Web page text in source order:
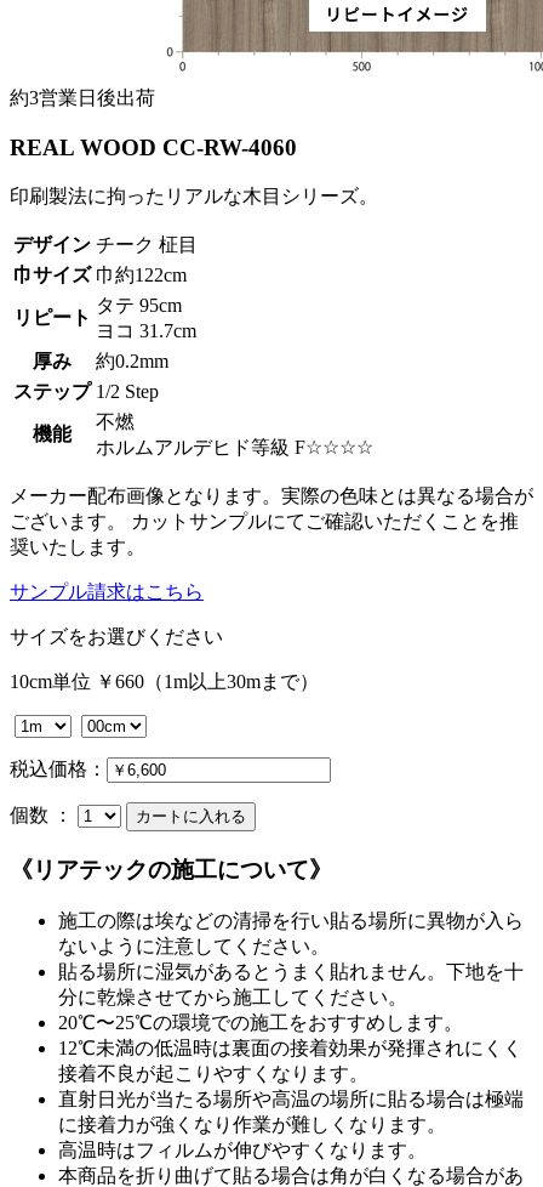
約3営業日後出荷
REAL WOOD CC-RW-4060
印刷製法に拘ったリアルな木目シリーズ。
デザイン チーク 柾目
巾サイズ 巾約122cm
リピート
タテ 95cm
ヨコ 31.7cm
厚み
約0.2mm
ステップ 1/2 Step
機能
不燃
ホルムアルデヒド等級 F☆☆☆☆
メーカー配布画像となります。実際の色味とは異なる場合が
ございます。 カットサンプルにてご確認いただくことを推
奨いたします。
サンプル請求はこちら
サイズをお選びください
10cm単位 ￥660（1m以上30mまで）
税込価格：
個数 ：
《リアテックの施工について》
施工の際は埃などの清掃を行い貼る場所に異物が入ら
ないように注意してください。
貼る場所に湿気があるとうまく貼れません。下地を十
分に乾燥させてから施工してください。
20℃〜25℃の環境での施工をおすすめします。
12℃未満の低温時は裏面の接着効果が発揮されにくく
接着不良が起こりやすくなります。
直射日光が当たる場所や高温の場所に貼る場合は極端
に接着力が強くなり作業が難しくなります。
高温時はフィルムが伸びやすくなります。
本商品を折り曲げて貼る場合は角が白くなる場合があ